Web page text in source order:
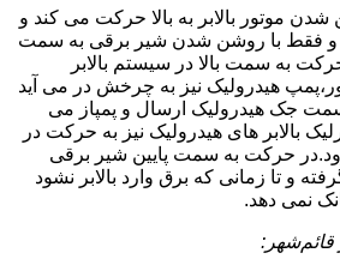
شدن موتور بالابر به بالا حرکت می کند و
فقط با روشن شدن شیر برقی به سمت
به سمت بالا در سیستم بالابر
هیدرولیک نیز به چرخش در می آید
جک هیدرولیک ارسال و پمپاز می
بالابر های هیدرولیک نیز به حرکت در
حرکت به سمت پایین شیر برقی
و تا زمانی که برق وارد بالابر نشود
نمی دهد.
قائم‌شهر: